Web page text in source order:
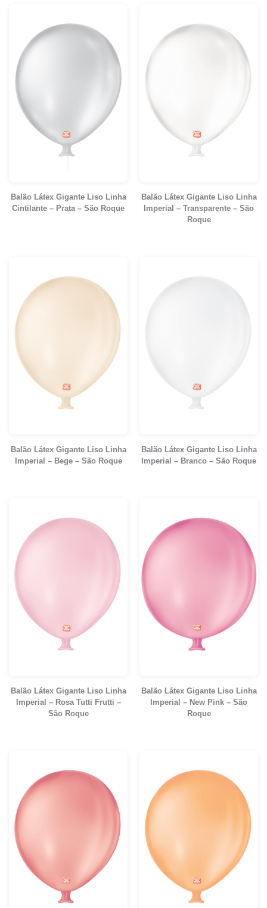
Balão Látex Gigante Liso Linha
Cintilante – Prata – São Roque
Balão Látex Gigante Liso Linha
Imperial – Transparente – São
Roque
Balão Látex Gigante Liso Linha
Imperial – Bege – São Roque
Balão Látex Gigante Liso Linha
Imperial – Branco – São Roque
Balão Látex Gigante Liso Linha
Imperial – Rosa Tutti Frutti –
São Roque
Balão Látex Gigante Liso Linha
Imperial – New Pink – São
Roque